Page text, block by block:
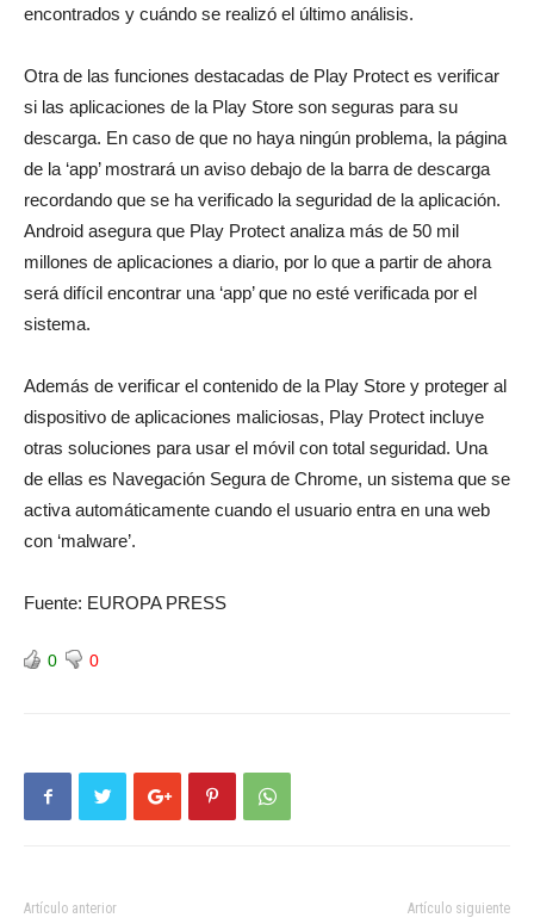
encontrados y cuándo se realizó el último análisis.
Otra de las funciones destacadas de Play Protect es verificar
si las aplicaciones de la Play Store son seguras para su
descarga. En caso de que no haya ningún problema, la página
de la ‘app’ mostrará un aviso debajo de la barra de descarga
recordando que se ha verificado la seguridad de la aplicación.
Android asegura que Play Protect analiza más de 50 mil
millones de aplicaciones a diario, por lo que a partir de ahora
será difícil encontrar una ‘app’ que no esté verificada por el
sistema.
Además de verificar el contenido de la Play Store y proteger al
dispositivo de aplicaciones maliciosas, Play Protect incluye
otras soluciones para usar el móvil con total seguridad. Una
de ellas es Navegación Segura de Chrome, un sistema que se
activa automáticamente cuando el usuario entra en una web
con ‘malware’.
Fuente: EUROPA PRESS
0 0
Artículo anterior Artículo siguiente